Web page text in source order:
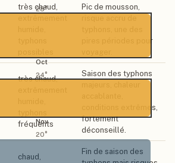
28°
Oct
24°
Nov
20°
très chaud,
Pic de mousson,
pires périodes pour
très chaud,
fréquents
Saison des typhons
conditions extrêmes,
fortement
déconseillé.
chaud,
Fin de saison des